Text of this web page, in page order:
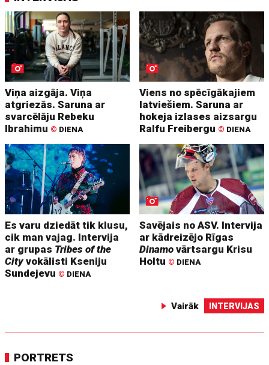
Viņa aizgāja. Viņa
atgriezās. Saruna ar
svarcēlāju Rebeku
Ibrahimu © DIENA
Viens no spēcīgākajiem
latviešiem. Saruna ar
hokeja izlases aizsargu
Ralfu Freibergu © DIENA
Es varu dziedāt tik klusu,
cik man vajag. Intervija
ar grupas Tribes of the
Cityvokālisti Kseniju
Sundejevu © DIENA
Savējais no ASV. Intervija
ar kādreizējo Rīgas
Dinamo vārtsargu Krisu
Holtu © DIENA
Vairāk INTERVIJAS
PORTRETS